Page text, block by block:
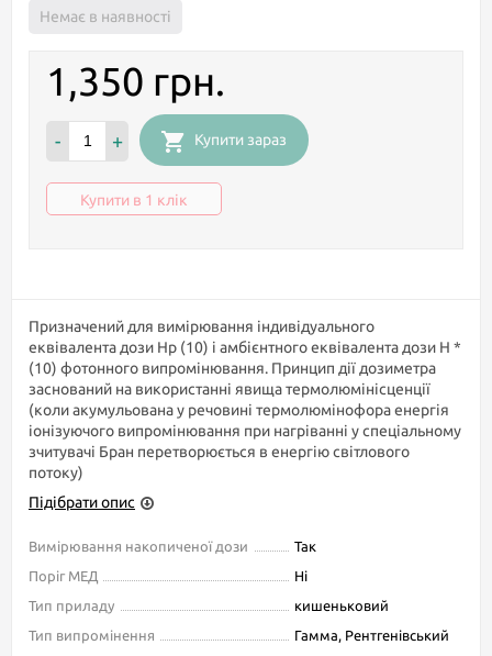
Немає в наявності
1,350 грн.
- + Купити зараз
Купити в 1 клік
Призначений для вимірювання індивідуального
еквівалента дози Нр (10) і амбієнтного еквівалента дози Н *
(10) фотонного випромінювання. Принцип дії дозиметра
заснований на використанні явища термолюмінісценції
(коли акумульована у речовині термолюмінофора енергія
іонізуючого випромінювання при нагріванні у спеціальному
зчитувачі Бран перетворюється в енергію світлового
потоку)
Підібрати опис
Вимірювання накопиченої дози
Так
Поріг МЕД
Ні
Тип приладу
кишеньковий
Тип випромінення
Гамма, Рентгенівський